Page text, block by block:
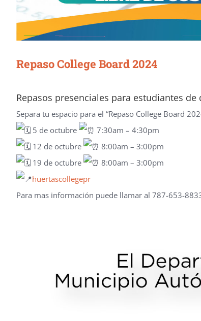
Repaso College Board 2024
Repasos presenciales para estudiantes
Separa tu espacio para el “Repaso College Board
5 de octubre
7:30am – 4:30pm
12 de octubre
8:00am – 3:00pm
19 de octubre
8:00am – 3:00pm
huertascollegepr
Para mas información puede llamar al 787-653-